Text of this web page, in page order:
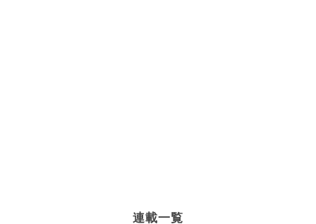
連載一覧